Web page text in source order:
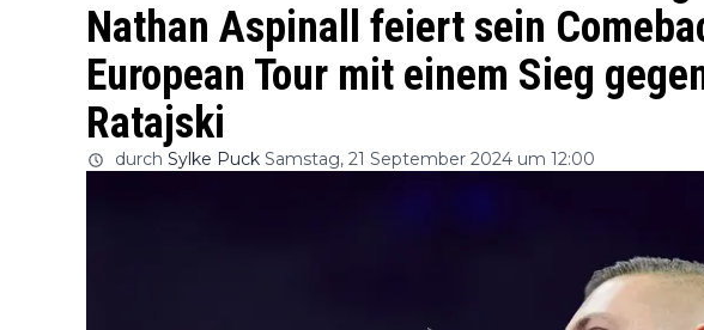
Nathan Aspinall feiert sein
European Tour mit einem Sieg
Ratajski
durch Sylke Puck Samstag, 21 September 2024 um 12:00